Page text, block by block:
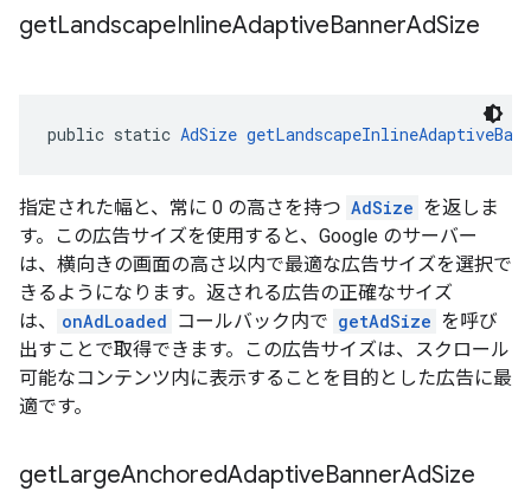
getLandscapeInlineAdaptiveBannerAdSize
public static AdSize
指定された幅と、常に 0 の高さを持つ AdSize を返しま
す。この広告サイズを使用すると、Google のサーバー
は、横向きの画面の高さ以内で最適な広告サイズを選択で
きるようになります。返される広告の正確なサイズ
は、
onAdLoaded コールバック内で getAdSize を呼び
出すことで取得できます。この広告サイズは、スクロール
可能なコンテンツ内に表示することを目的とした広告に最
適です。
getLargeAnchoredAdaptiveBannerAdSize